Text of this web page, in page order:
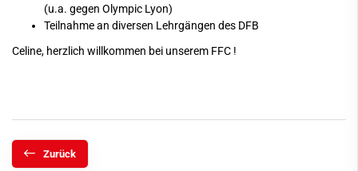
(u.a. gegen Olympic Lyon)
Teilnahme an diversen Lehrgängen des DFB
Celine, herzlich willkommen bei unserem FFC !
Zurück